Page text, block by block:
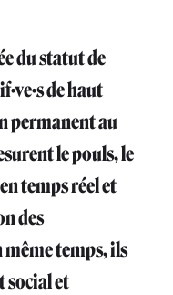
du statut de
de haut
permanent au
le pouls, le
temps réel et
des
temps, ils
social et